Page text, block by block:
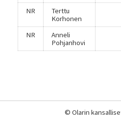
NR
Terttu
Korhonen
NR
Anneli
Pohjanhovi
© Olarin